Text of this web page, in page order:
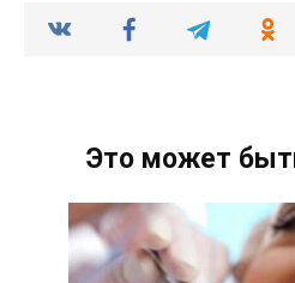
Это может